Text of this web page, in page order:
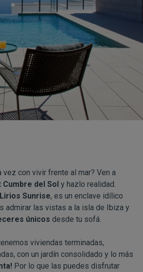
vez con vivir frente al mar? Ven a
del Sol y hazlo realidad.
Lirios Sunrise, es un enclave idílico
admirar las vistas a la isla de Ibiza y
únicos desde tu sofá.
viviendas terminadas,
con un jardín consolidado y lo más
Por lo que las puedes disfrutar